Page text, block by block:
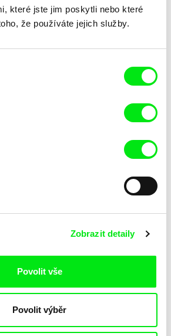
které jste jim poskytli nebo které
že používáte jejich služby.
Zobrazit detaily
Povolit vše
Povolit výběr
Ru Kuwahata, Max Porter
Taye Cimon, Pierre Coëz,
Manuarii Morel, Romain